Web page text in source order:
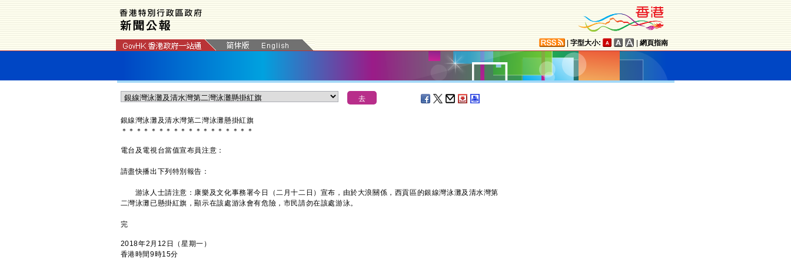
字型大小: 網頁指南
銀線灣泳灘及清水灣第二灣泳灘懸掛紅旗
＊ ＊ ＊ ＊ ＊ ＊ ＊ ＊ ＊ ＊ ＊ ＊ ＊ ＊ ＊ ＊ ＊ ＊
電台及電視台當值宣布員注意：
請盡快播出下列特別報告：
游泳人士請注意：康樂及文化事務署今日（二月十二日）宣布，由於大浪關係，西貢區的銀線灣泳灘及清水灣第
二灣泳灘已懸掛紅旗，顯示在該處游泳會有危險，市民請勿在該處游泳。
完
2018年2月12日（星期一）
香港時間9時15分